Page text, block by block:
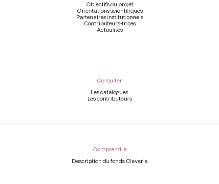
Objectifs du projet
Orientations scientifiques
Partenaires institutionnels
Contributeurs-trices
Actualités
Consulter
Les catalogues
Les contributeurs
Comprendre
Description du fonds Claverie